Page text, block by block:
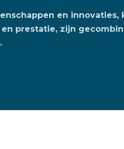
en innovaties,
prestatie, zijn